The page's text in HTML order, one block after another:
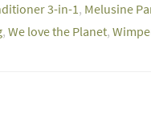
3-in-1, Melusine
, We love the Planet,